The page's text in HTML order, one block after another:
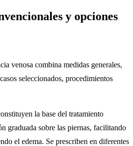
y opciones
venosa combina medidas generales,
seleccionados, procedimientos
la base del tratamiento
graduada sobre las piernas, facilitando
el edema. Se prescriben en diferentes